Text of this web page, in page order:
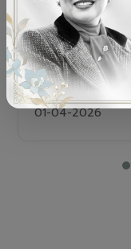
POS TERMINAL
SENOR V+5s
เครื่อง POS All-in-
01-04-2026